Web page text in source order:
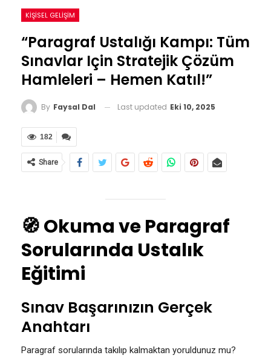
KIŞISEL GELIŞIM
“Paragraf Ustalığı Kampı: Tüm
Sınavlar Için Stratejik Çözüm
Hamleleri – Hemen Katıl!”
By Faysal Dal Last updated Eki 10, 2025
182
Share
🧭Okuma ve Paragraf
Sorularında Ustalık
Eğitimi
Sınav Başarınızın Gerçek
Anahtarı
Paragraf sorularında takılıp kalmaktan yoruldunuz mu?